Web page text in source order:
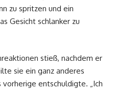
zu spritzen und ein
Gesicht schlanker zu
stieß, nachdem er
sie ein ganz anderes
entschuldigte. „Ich